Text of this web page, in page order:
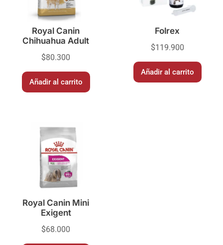
Royal Canin
Chihuahua Adult
$80.300
Añadir al carrito
Folrex
$119.900
Añadir al carrito
Royal Canin Mini
Exigent
$68.000